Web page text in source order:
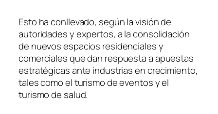
Esto ha conllevado, según la visión de
autoridades y expertos, a la consolidación
de nuevos espacios residenciales y
comerciales que dan respuesta a apuestas
estratégicas ante industrias en crecimiento,
tales como el turismo de eventos y el
turismo de salud.